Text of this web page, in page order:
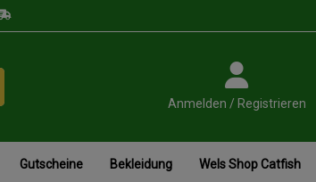
Anmelden / Registrieren
Gutscheine Bekleidung Wels Shop Catfish